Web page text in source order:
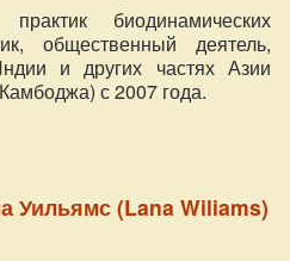
биодинамических
общественный деятель,
и других частях Азии
с 2007 года.
Уильямс (Lana Wiliams)